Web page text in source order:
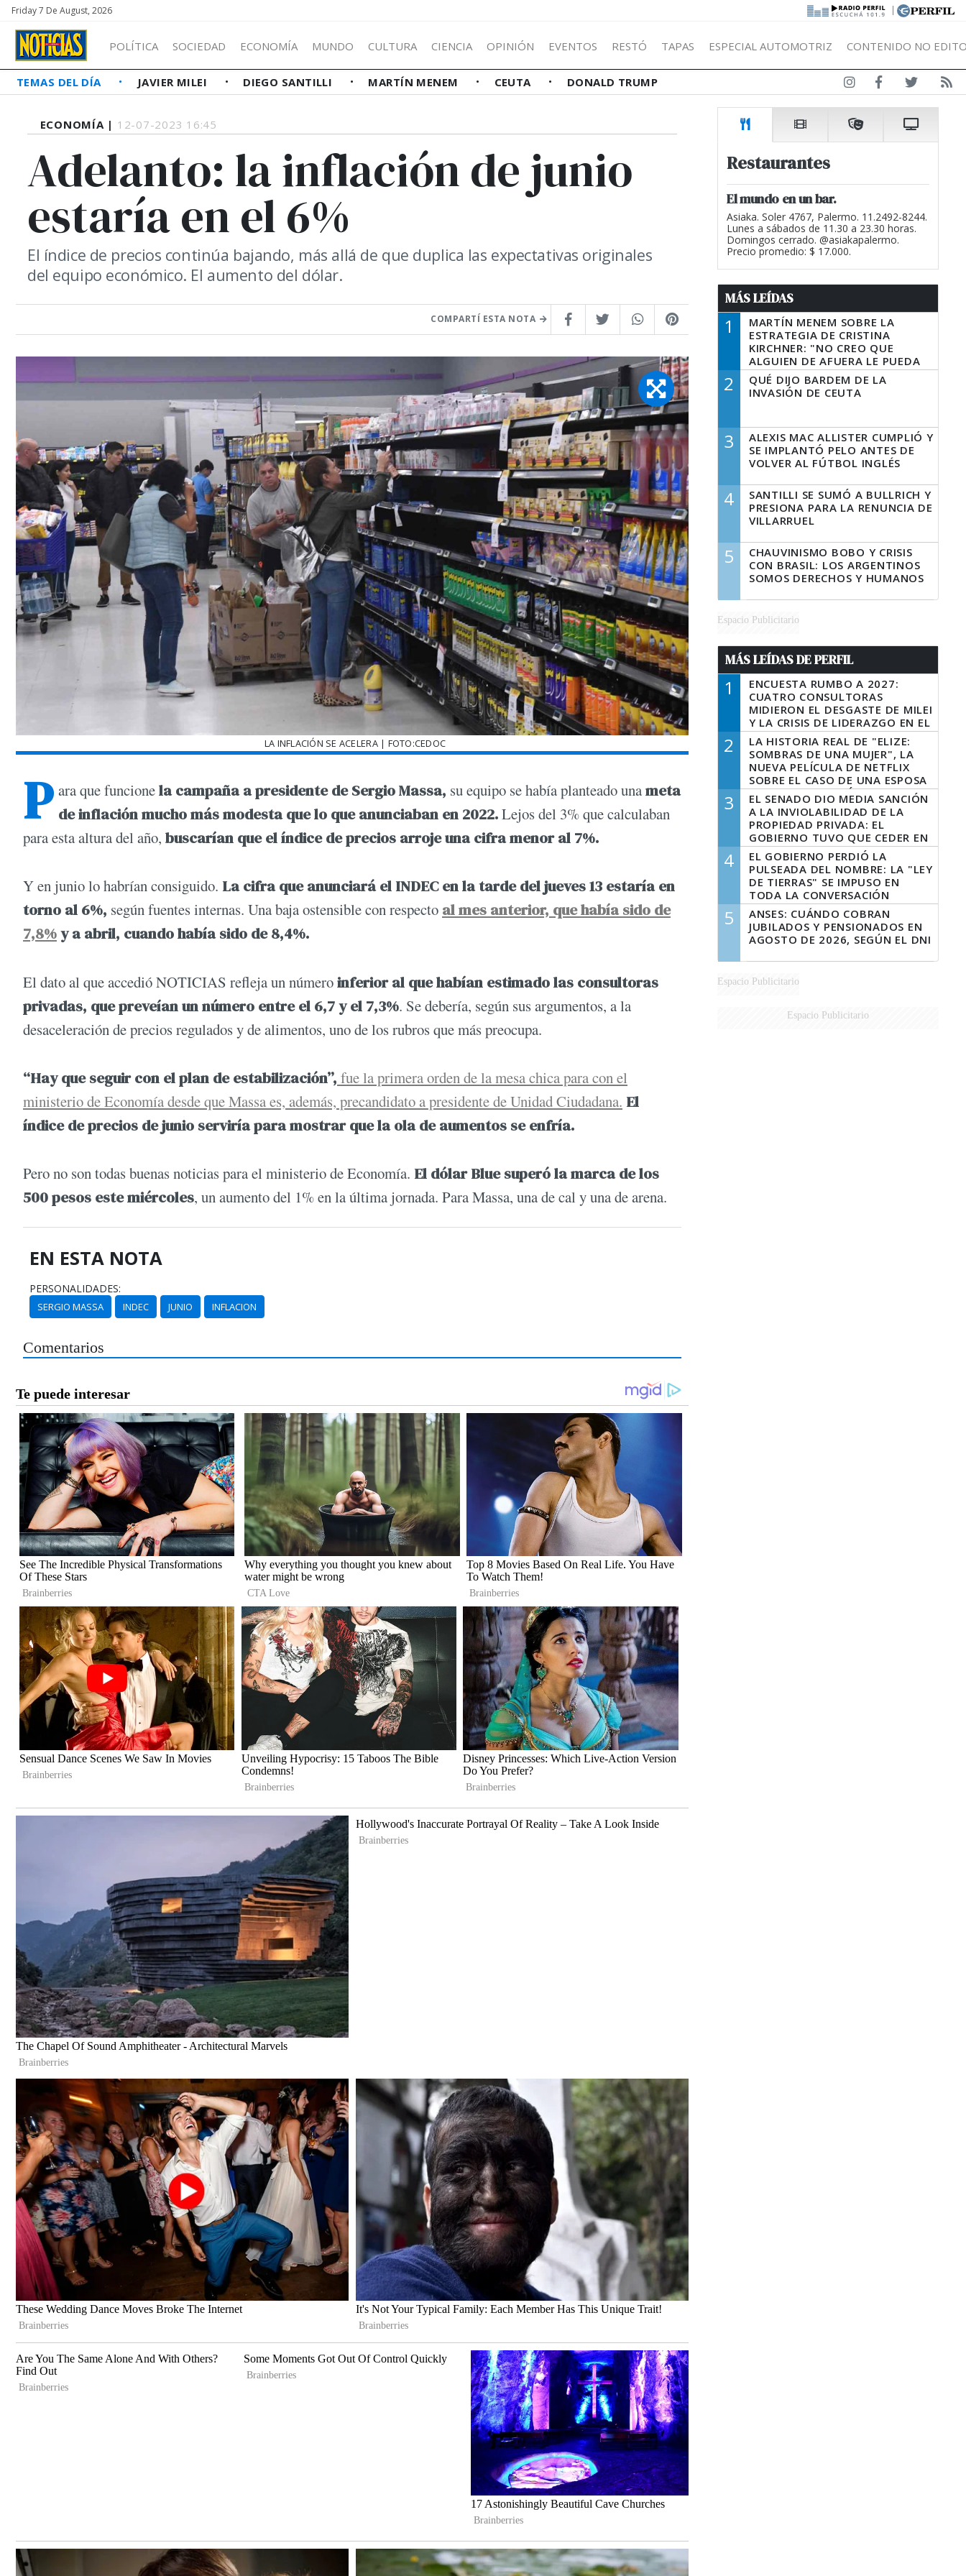
Friday 7 De August, 2026 |
POLÍTICA SOCIEDAD ECONOMÍA MUNDO CULTURA CIENCIA OPINIÓN EVENTOS RESTÓ TAPAS ESPECIAL AUTOMOTRIZ CONTENIDO NO
TEMAS DEL DÍA JAVIER MILEI DIEGO SANTILLI MARTÍN MENEM CEUTA DONALD TRUMP
ECONOMÍA | 12-07-2023 16:45
Adelanto: la inflación de junio
estaría en el 6%
El índice de precios continúa bajando, más allá de que duplica las expectativas originales
del equipo económico. El aumento del dólar.
COMPARTÍ ESTA NOTA
LA INFLACIÓN SE ACELERA | FOTO:CEDOC
P ara que funcionela campaña a presidente de Sergio Massa, su equipo se había planteado unameta
de inflación mucho más modesta que lo que anunciaban en 2022.Lejos del 3% que calculaban
para esta altura del año, buscarían que el índice de precios arroje una cifra menor al 7%.
Y en junio lo habrían consiguido. La cifra que anunciará el INDEC en la tarde del jueves 13 estaría en
torno al 6%, según fuentes internas. Una baja ostensible con respecto al mes anterior, que había sido de
7,8%y a abril, cuando había sido de 8,4%.
El dato al que accedió NOTICIAS refleja un númeroinferior al que habían estimado las consultoras
privadas, que preveían un número entre el 6,7 y el 7,3%. Se debería, según sus argumentos, a la
desaceleración de precios regulados y de alimentos, uno de los rubros que más preocupa.
“Hay que seguir con el plan de estabilización”, fue la primera orden de la mesa chica para con el
ministerio de Economía desde que Massa es, además, precandidato a presidente de Unidad Ciudadana. El
índice de precios de junio serviría para mostrar que la ola de aumentos se enfría.
Pero no son todas buenas noticias para el ministerio de Economía. El dólar Blue superó la marca de los
500 pesos este miércoles, un aumento del 1% en la última jornada. Para Massa, una de cal y una de arena.
EN ESTA NOTA
PERSONALIDADES:
SERGIO MASSA INDEC JUNIO INFLACION
Comentarios
Restaurantes
El mundo en un bar.
Asiaka. Soler 4767, Palermo. 11.2492-8244.
Lunes a sábados de 11.30 a 23.30 horas.
Domingos cerrado. @asiakapalermo.
Precio promedio: $ 17.000.
MÁS LEÍDAS
1
MARTÍN MENEM SOBRE LA
ESTRATEGIA DE CRISTINA
KIRCHNER: "NO CREO QUE
ALGUIEN DE AFUERA LE PUEDA
DECIR A LA JUSTICIA LO QUE
TIENE QUE HACER"
2
QUÉ DIJO BARDEM DE LA
INVASIÓN DE CEUTA
3
ALEXIS MAC ALLISTER CUMPLIÓ Y
SE IMPLANTÓ PELO ANTES DE
VOLVER AL FÚTBOL INGLÉS
4
SANTILLI SE SUMÓ A BULLRICH Y
PRESIONA PARA LA RENUNCIA DE
VILLARRUEL
5
CHAUVINISMO BOBO Y CRISIS
CON BRASIL: LOS ARGENTINOS
SOMOS DERECHOS Y HUMANOS
Espacio Publicitario
MÁS LEÍDAS DE PERFIL
1
ENCUESTA RUMBO A 2027:
CUATRO CONSULTORAS
MIDIERON EL DESGASTE DE MILEI
Y LA CRISIS DE LIDERAZGO EN EL
PERONISMO
2
LA HISTORIA REAL DE "ELIZE:
SOMBRAS DE UNA MUJER", LA
NUEVA PELÍCULA DE NETFLIX
SOBRE EL CASO DE UNA ESPOSA
QUE DESCUARTIZÓ A SU
MARIDO
3
EL SENADO DIO MEDIA SANCIÓN
A LA INVIOLABILIDAD DE LA
PROPIEDAD PRIVADA: EL
GOBIERNO TUVO QUE CEDER EN
LA LEY DEL MANEJO DEL FUEGO
4
EL GOBIERNO PERDIÓ LA
PULSEADA DEL NOMBRE: LA "LEY
DE TIERRAS" SE IMPUSO EN
TODA LA CONVERSACIÓN
DIGITAL
5
ANSES: CUÁNDO COBRAN
JUBILADOS Y PENSIONADOS EN
AGOSTO DE 2026, SEGÚN EL DNI
Espacio Publicitario
Espacio Publicitario